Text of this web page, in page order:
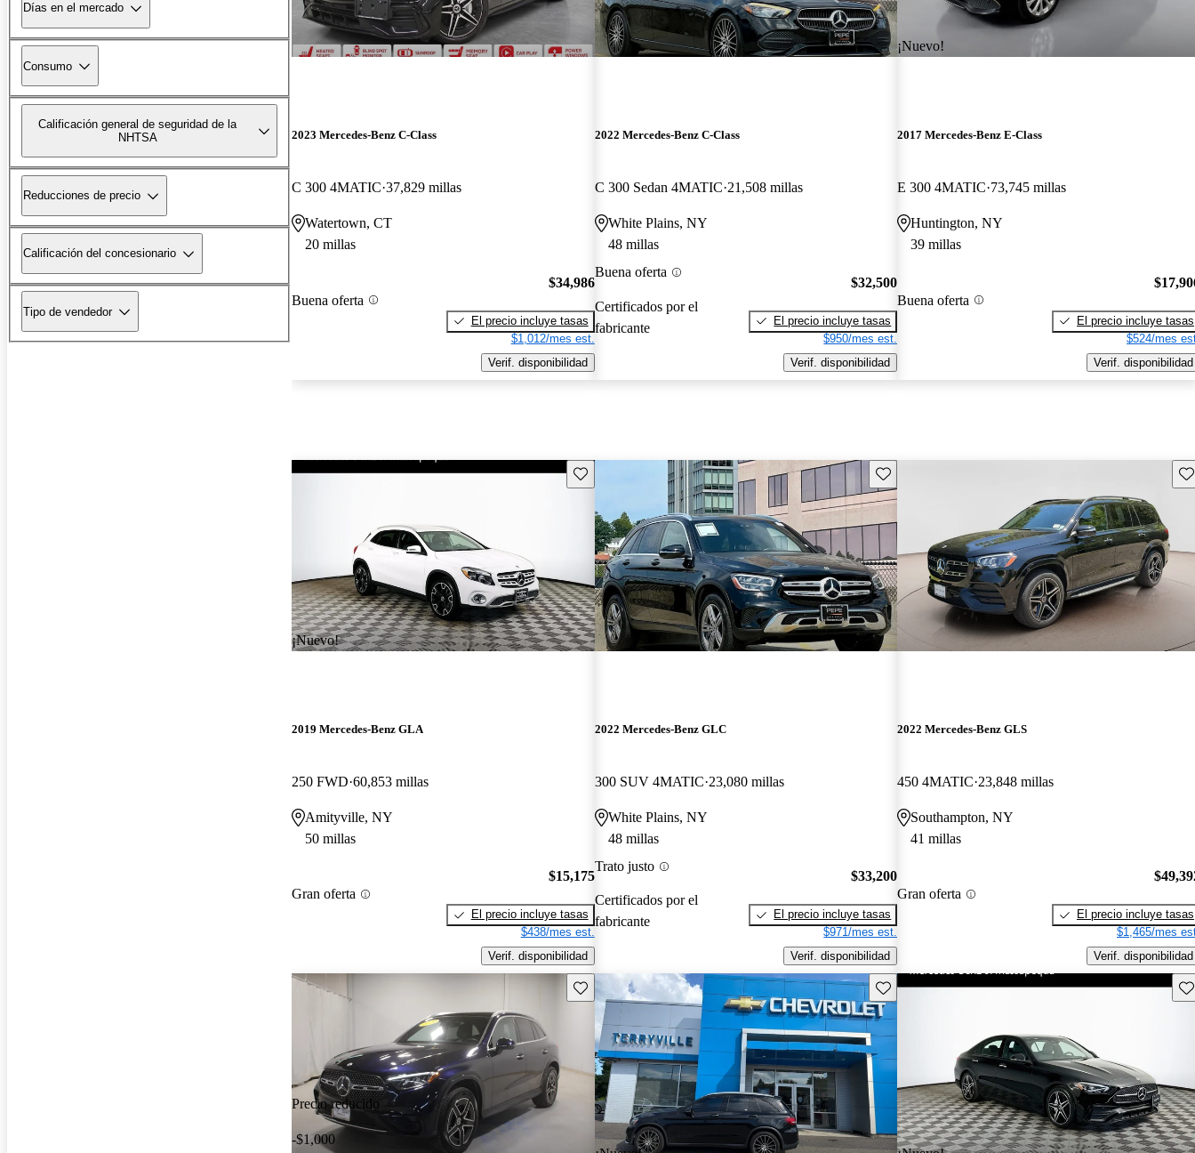
Días en el mercado
Consumo
Calificación general de seguridad de la
NHTSA
Reducciones de precio
Calificación del concesionario
Tipo de vendedor
2023 Mercedes-Benz C-Class
C 300 4MATIC 37,829 millas
Watertown, CT
20 millas
Buena oferta
$34,986
El precio incluye tasas
$1,012/mes est.
Verif. disponibilidad
2022 Mercedes-Benz C-Class
C 300 Sedan 4MATIC 21,508 millas
White Plains, NY
48 millas
Buena oferta
Certificados por el
fabricante
$32,500
El precio incluye tasas
$950/mes est.
Verif. disponibilidad
¡Nuevo!
2017 Mercedes-Benz E-Class
E 300 4MATIC 73,745 millas
Huntington, NY
39 millas
Buena oferta
El precio incluye tasas
$524/mes
Verif. disponibilidad
¡Nuevo!
Guarda este Aviso
2019 Mercedes-Benz GLA
250 FWD 60,853 millas
Amityville, NY
50 millas
Gran oferta
$15,175
El precio incluye tasas
$438/mes est.
Verif. disponibilidad
Guarda este Aviso
2022 Mercedes-Benz GLC
300 SUV 4MATIC 23,080 millas
White Plains, NY
48 millas
Trato justo
Certificados por el
fabricante
$33,200
El precio incluye tasas
$971/mes est.
Verif. disponibilidad
2022 Mercedes-Benz GLS
450 4MATIC 23,848 millas
Southampton, NY
41 millas
Gran oferta
El precio incluye tasas
$1,465/mes
Verif. disponibilidad
Precio reducido
-$1,000
Guarda este Aviso Guarda este Aviso